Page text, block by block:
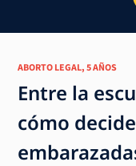
ABORTO LEGAL, 5 AÑOS
Entre la
cómo